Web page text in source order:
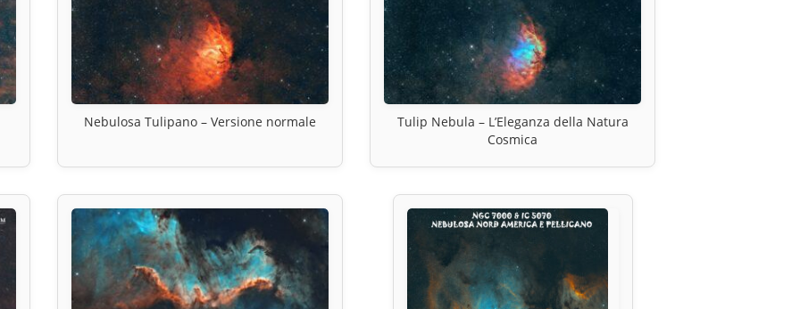
Nebulosa Tulipano – Versione normale
Tulip Nebula – L’Eleganza della Natura
Cosmica